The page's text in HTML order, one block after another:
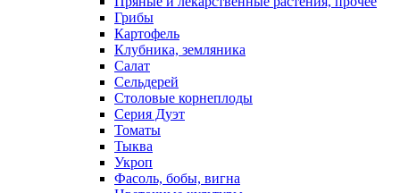
Грибы
Картофель
Клубника, земляника
Салат
Сельдерей
Столовые корнеплоды
Серия Дуэт
Томаты
Тыква
Укроп
Фасоль, бобы, вигна